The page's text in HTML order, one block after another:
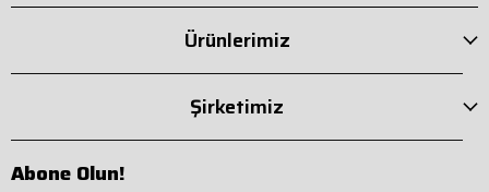
Ürünlerimiz
Şirketimiz
Abone Olun!